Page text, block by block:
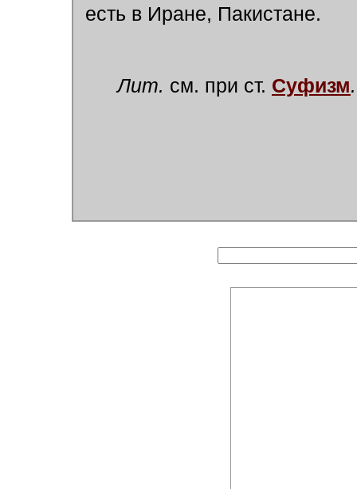
есть в Иране, Пакистане.
Лит. см. при ст. Суфизм.